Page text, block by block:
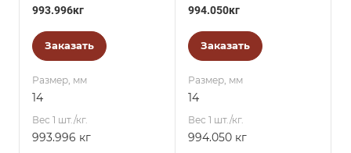
993.996кг
Заказать
Размер, мм
14
Вес 1 шт./кг.
993.996 кг
994.050кг
Заказать
Размер, мм
14
Вес 1 шт./кг.
994.050 кг